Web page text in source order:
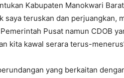
Kabupaten Manokwari
teruskan dan perjuangkan,
Pusat namun CDOB
kita kawal serara terus-
yang berkaitan